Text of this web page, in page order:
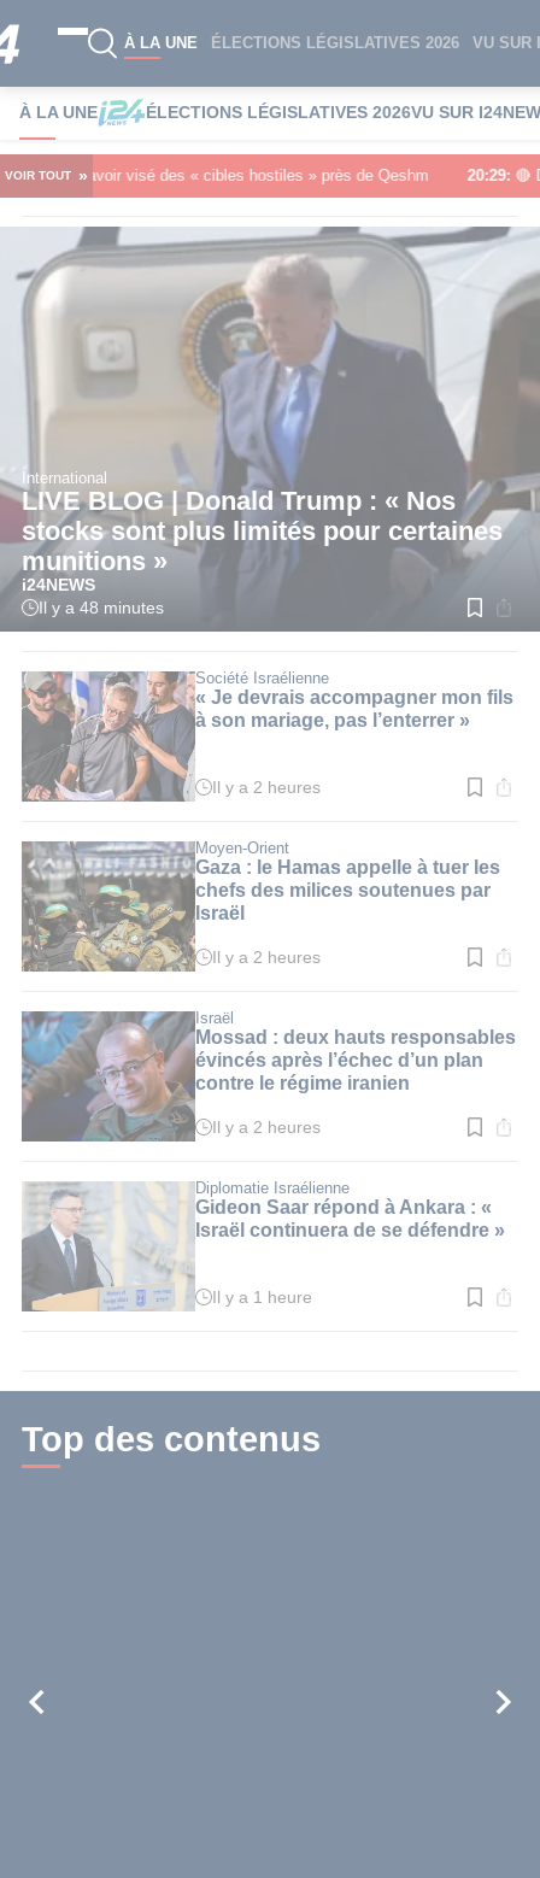
À LA UNE ÉLECTIONS LÉGISLATIVES 2026 VU SUR
À LA UNE ÉLECTIONS LÉGISLATIVES 2026VU SUR
VOIR TOUT »
visé des « cibles hostiles » près de Qeshm 20:29: 🔴 Donald Trump
International
LIVE BLOG | Donald Trump : « Nos
stocks sont plus limités pour certaines
munitions »
i24NEWS
Temps
de
1
min.
Il y a 48 minutes
Société Israélienne
« Je devrais accompagner mon fils
à son mariage, pas l’enterrer »
Temps
:
3
min.
Il y a 2 heures
Moyen-Orient
Gaza : le Hamas appelle à tuer les
chefs des milices soutenues par
Israël
Temps
:
3
min.
Il y a 2 heures
Israël
Mossad : deux hauts responsables
évincés après l’échec d’un plan
contre le régime iranien
Temps
:
3
min.
Il y a 2 heures
Diplomatie Israélienne
Gideon Saar répond à Ankara : «
Israël continuera de se défendre »
Temps
min.
Il y a 1 heure
Top des contenus